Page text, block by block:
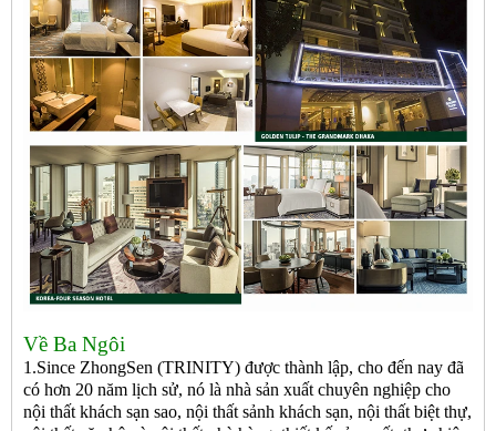
Về Ba Ngôi
1.Since ZhongSen (TRINITY) được thành lập, cho đến nay đã
có hơn 20 năm lịch sử, nó là nhà sản xuất chuyên nghiệp cho
nội thất khách sạn sao, nội thất sảnh khách sạn, nội thất biệt thự,